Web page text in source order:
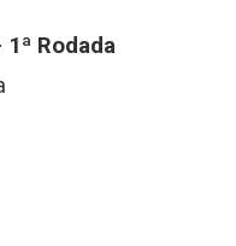
Rodada